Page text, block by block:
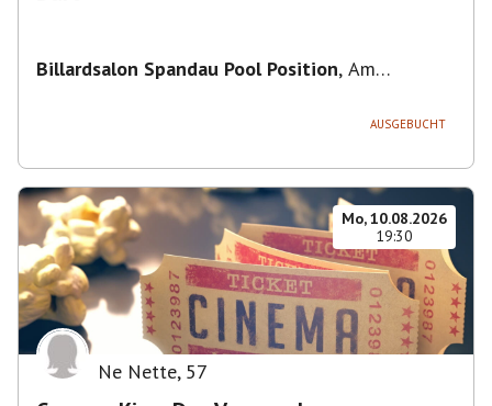
Billardsalon Spandau Pool Position, Am
AUSGEBUCHT
Mo, 10.08.2026
19:30
Ne Nette, 57